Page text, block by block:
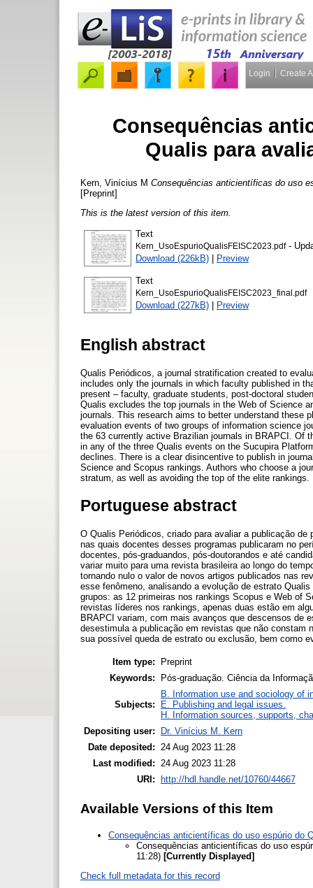
Login Create
Consequências
Qualis para
Kern, Vinícius M Consequências anticientíficas do uso
[Preprint]
This is the latest version of this item.
Text
Kern_UsoEspurioQualisFEISC2023.pdf-
Download (226kB)
Preview
Text
Kern_UsoEspurioQualisFEISC2023_final.pdf
Download (227kB) Preview
English abstract
Qualis Periódicos, a journal stratification created to
includes only the journals in which faculty published in
present – faculty, graduate students, post-doctoral
Qualis excludes the top journals in the Web of Science
journals. This research aims to better understand these
evaluation events of two groups of information science
the 63 currently active Brazilian journals in BRAPCI. Of
in any of the three Qualis events on the Sucupira
declines. There is a clear disincentive to publish in
Science and Scopus rankings. Authors who choose a
stratum, as well as avoiding the top of the elite rankings.
Portuguese abstract
O Qualis Periódicos, criado para avaliar a publicação
nas quais docentes desses programas publicaram no
docentes, pós-graduandos, pós-doutorandos e até
variar muito para uma revista brasileira ao longo do
tornando nulo o valor de novos artigos publicados nas
esse fenômeno, analisando a evolução de estrato
grupos: as 12 primeiras nos rankings Scopus e Web of
revistas líderes nos rankings, apenas duas estão em
BRAPCI variam, com mais avanços que descensos de
desestimula a publicação em revistas que não constam
sua possível queda de estrato ou exclusão, bem como
Item type:
Preprint
Keywords:
Pós-graduação. Ciência da
Subjects:
B. Information use and sociology of
E. Publishing and legal issues.
H. Information sources, supports,
Depositing user:
Dr. Vinícius M. Kern
Date deposited:
24 Aug 2023 11:28
Last modified:
24 Aug 2023 11:28
URI: http://hdl.handle.net/10760/44667
Available Versions of this Item
Consequências anticientíficas do uso espúrio do
Consequências anticientíficas do uso
11:28) [Currently Displayed]
Check full metadata for this record